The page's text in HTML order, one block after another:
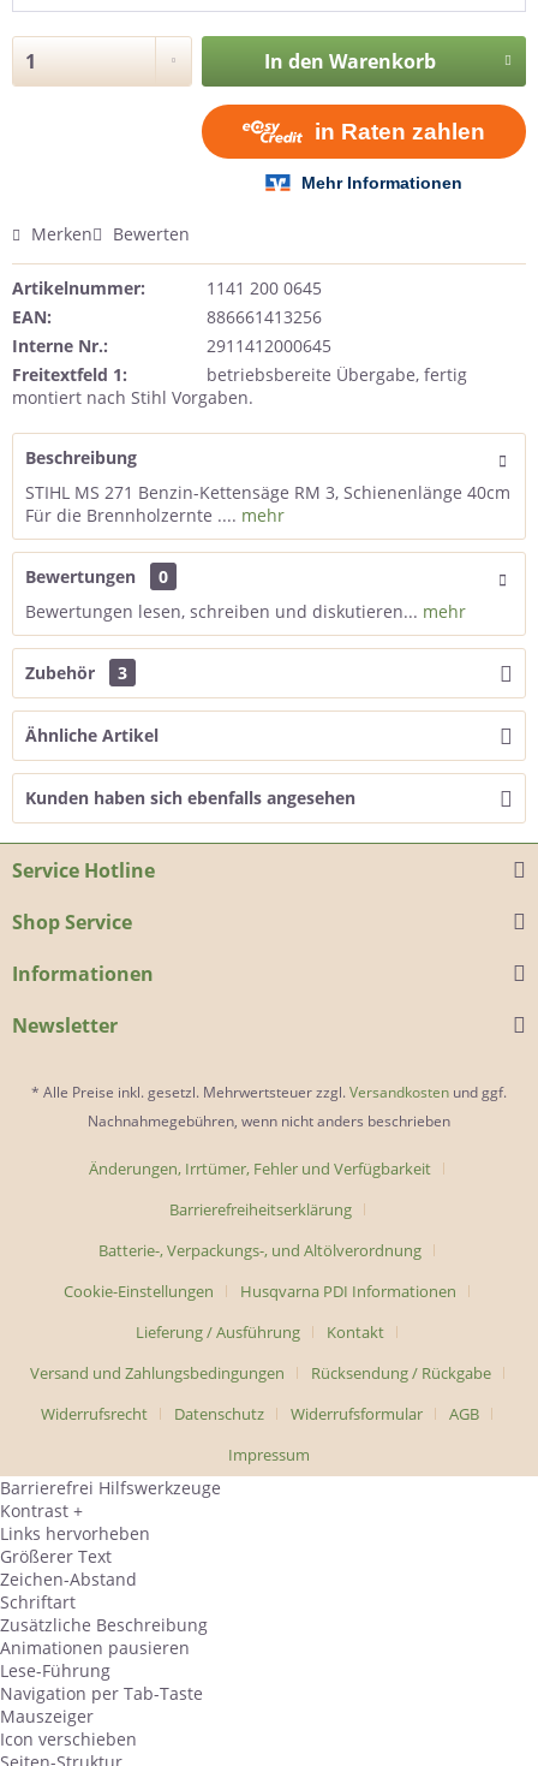
In den Warenkorb
Merken Bewerten
Artikelnummer:
1141 200 0645
EAN:
886661413256
Interne Nr.:
2911412000645
Freitextfeld 1:
betriebsbereite Übergabe, fertig
montiert nach Stihl Vorgaben.
Beschreibung
STIHL MS 271 Benzin-Kettensäge RM 3, Schienenlänge 40cm
Für die Brennholzernte .... mehr
Bewertungen
0
Bewertungen lesen, schreiben und diskutieren... mehr
Zubehör 3
Ähnliche Artikel
Kunden haben sich ebenfalls angesehen
Service Hotline
Shop Service
Informationen
Newsletter
* Alle Preise inkl. gesetzl. Mehrwertsteuer zzgl.Versandkosten und ggf.
Nachnahmegebühren, wenn nicht anders beschrieben
Änderungen, Irrtümer, Fehler und Verfügbarkeit
Barrierefreiheitserklärung
Batterie-, Verpackungs-, und Altölverordnung
Cookie-Einstellungen
Husqvarna PDI Informationen
Lieferung / Ausführung
Kontakt
Versand und Zahlungsbedingungen
Rücksendung / Rückgabe
Widerrufsrecht
Datenschutz Widerrufsformular
AGB
Impressum
Barrierefrei Hilfswerkzeuge
Kontrast +
Links hervorheben
Größerer Text
Zeichen-Abstand
Schriftart
Zusätzliche Beschreibung
Animationen pausieren
Lese-Führung
Navigation per Tab-Taste
Mauszeiger
Icon verschieben